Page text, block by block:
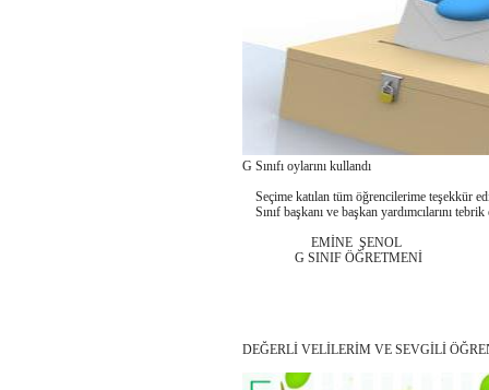
G Sınıfı oylarını kullandı
Seçime katılan tüm öğrencilerime teşekkür
Sınıf başkanı ve başkan yardımcılarını
EMİNE ŞENOL
G SINIF ÖĞRETMENİ
DEĞERLİ VELİLERİM VE SEVGİLİ